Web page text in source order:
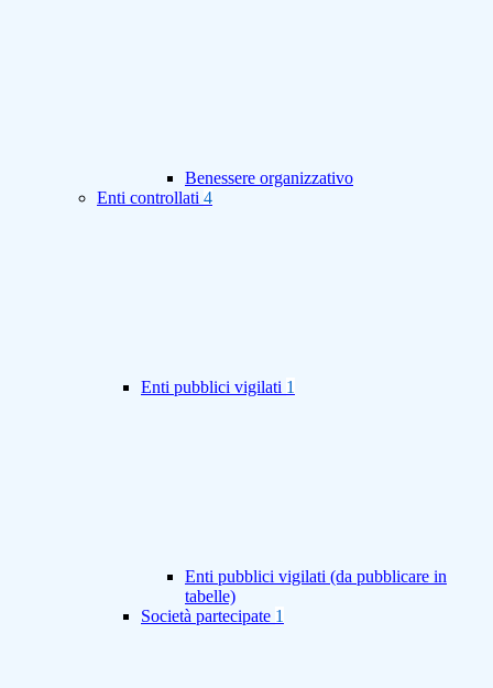
Benessere organizzativo
Enti controllati 4
Enti pubblici vigilati 1
Enti pubblici vigilati (da pubblicare in
tabelle)
Società partecipate 1